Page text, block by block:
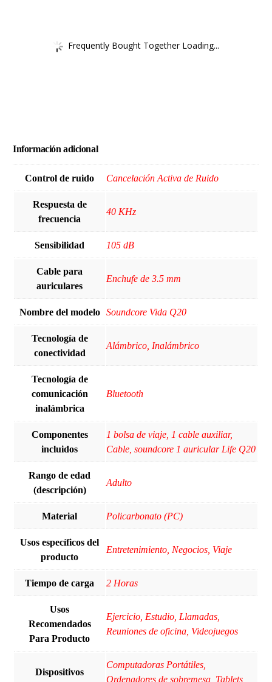
Frequently Bought Together Loading...
Información adicional
Control de ruido Cancelación Activa de Ruido
Respuesta de
frecuencia
40 KHz
Sensibilidad 105 dB
Cable para
auriculares
Enchufe de 3.5 mm
Nombre del modelo Soundcore Vida Q20
Tecnología de
conectividad
Alámbrico, Inalámbrico
Tecnología de
comunicación
inalámbrica
Bluetooth
Componentes
incluidos
1 bolsa de viaje, 1 cable auxiliar,
Cable, soundcore 1 auricular Life Q20
Rango de edad
(descripción)
Adulto
Material Policarbonato (PC)
Usos específicos del
producto
Entretenimiento, Negocios, Viaje
Tiempo de carga 2 Horas
Usos
Recomendados
Para Producto
Ejercicio, Estudio, Llamadas,
Reuniones de oficina, Videojuegos
Dispositivos
Computadoras Portátiles,
Ordenadores de sobremesa, Tablets,